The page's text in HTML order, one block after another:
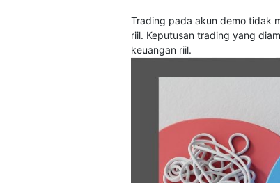
Trading pada akun demo tidak
riil. Keputusan trading yang
keuangan riil.